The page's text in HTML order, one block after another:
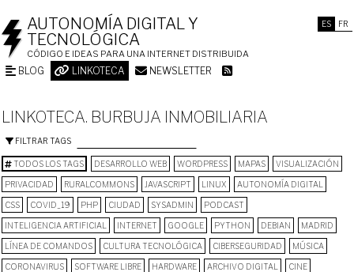
ES FR
AUTONOMÍA DIGITAL Y
TECNOLÓGICA
CÓDIGO E IDEAS PARA UNA INTERNET DISTRIBUIDA
BLOG LINKOTECA NEWSLETTER
LINKOTECA. BURBUJA INMOBILIARIA
FILTRAR TAGS
TODOS LOS TAGS DESARROLLO WEB WORDPRESS MAPAS VISUALIZACIÓN
PRIVACIDAD RURALCOMMONS JAVASCRIPT LINUX AUTONOMÍA DIGITAL
CSS COVID_19 PHP CIUDAD SYSADMIN PODCAST
INTELIGENCIA ARTIFICIAL INTERNET GOOGLE PYTHON DEBIAN MADRID
LÍNEA DE COMANDOS CULTURA TECNOLÓGICA CIBERSEGURIDAD MÚSICA
CORONAVIRUS SOFTWARE LIBRE HARDWARE ARCHIVO DIGITAL CINE